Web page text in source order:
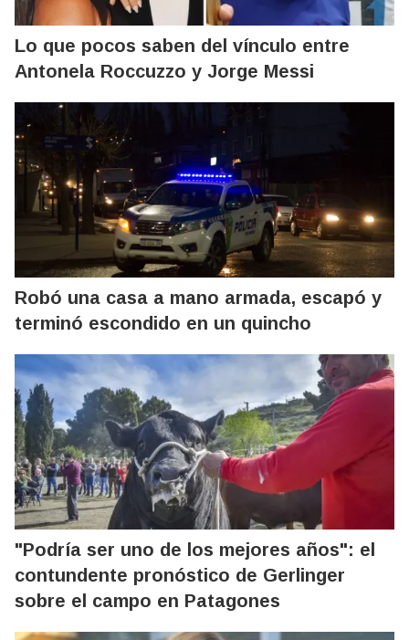
Lo que pocos saben del vínculo entre
Antonela Roccuzzo y Jorge Messi
Robó una casa a mano armada, escapó y
terminó escondido en un quincho
"Podría ser uno de los mejores años": el
contundente pronóstico de Gerlinger
sobre el campo en Patagones